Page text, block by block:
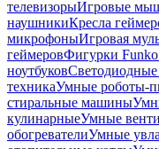
телевизорыИгровые
наушникиКресла
микрофоныИгровая
геймеровФигурки
ноутбуков
техникаУмные роботы-
стиральные машины
кулинарныеУмные
обогревателиУмные